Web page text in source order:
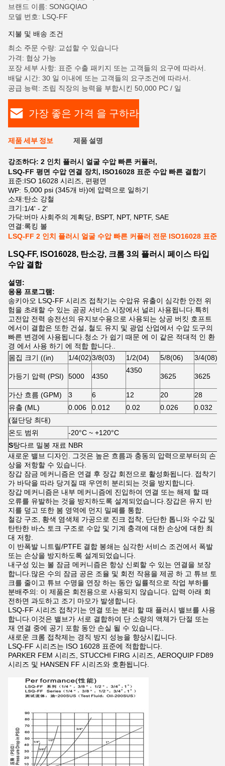
브랜드 이름: SONGQIAO
모델 번호: LSQ-FF
지불 및 배송 조건
최소 주문 수량: 교섭할 수 있습니다
가격: 협상 가능
포장 세부 사항: 표준 수출 패키지 또는 고객들의 요구에 따라서.
배달 시간: 30 일 이내에 또는 고객들의 요구조건에 따라서.
공급 능력: 조립 직장의 능력을 부합시킨 50,000 PC / 일
가장 좋은 가격 을 구하라
제품 세부 정보 제품 설명
강조하다: 2 인치 플러시 얼굴 수압 빠른 커플러 ,
LSQ-FF 평면 수압 연결 장치 , ISO16028 표준 수압 빠른 결합기
표준:ISO 16028 시리즈, 편평면
WP: 5,000 psi (345개 바)에 압력으로 일하기
소재:탄소 강철
크기:1/4' - 2'
가닥:버마 사회주의 계획당, BSPT, NPT, NPTF, SAE
연결:록킹 볼
LSQ-FF 2 인치 플러시 얼굴 수압 빠른 커플러 전문 ISO16028 표준
LSQ-FF, ISO16028, 탄소강, 크롬 3의 플러시 페이스 타입
수압 결합
설명:
응용 프로그램:
송키아오 LSQ-FF 시리즈 접착기는 수압유 유출이 심각한 안전 위
험을 초래할 수 있는 공공 서비스 시장에서 널리 사용됩니다.특히
고전압 전력 송전선의 유지보수용으로 사용되는 상공 버킷 호프트
에서이 결합은 또한 건설, 철도 유지 및 광업 산업에서 수압 도구의
빠른 변경에 사용됩니다.청소 가 쉽기 때문 에 이 같은 적대적 인 환
경 에서 사용 하기 에 적합 합니다..
몸집 크기 ((in)
1/4(02)3/8(03) 1/2(04) 5/8(06) 3/4(08)
가등기 압력 (PSI) 5000 4350
4350
3625 3625
가산 흐름 (GPM) 3 6 12 20
28
유출 (ML)
0.006 0.012 0.02 0.026
0.032
(절단당 최대)
온도 범위
-20°C ~ +120°C
S탕다르 밀봉 재료 NBR
새로운 밸브 디자인. 그것은 높은 흐름과 충동의 압력으로부터의 손
상을 저항할 수 있습니다.
장갑 잠금 메커니즘은 연결 후 장갑 회전으로 활성화됩니다. 접착기
가 바닥을 따라 당겨질 때 우연히 분리되는 것을 방지합니다.
장갑 메커니즘은 내부 메커니즘에 진입하여 연결 또는 해제 할 때
오류를 유발하는 것을 방지하도록 설계되었습니다.장갑은 유지 반
지를 덮고 또한 봄 영역에 먼지 밀폐를 통합.
철강 구조, 황색 염색체 가공으로 진크 접착, 단단한 톱니와 수갑 및
탄탄한 바스 토크 구조로 수압 및 기계 충격에 대한 손상에 대한 최
대 저항.
이 반폭발 니트릴/PTFE 결합 봉쇄는 심각한 서비스 조건에서 폭발
또는 손상을 방지하도록 설계되었습니다.
내구성 있는 볼 잠금 메커니즘은 항상 신뢰할 수 있는 연결을 보장
합니다.많은 수의 잠금 공은 조율 및 회전 작용을 제공 하 고 튜브 토
크를 줄이고 튜브 수명을 연장 하는 동안 일률적으로 작업 부하를
분배주의: 이 제품은 회전용으로 사용되지 않습니다. 압력 아래 회
전하면 과도하고 조기 마모가 발생합니다.
LSQ-FF 시리즈 접착기는 연결 또는 분리 할 때 플러시 밸브를 사용
합니다.이것은 밸브가 서로 결합하여 단 소량의 액체가 단절 또는
재 연결 중에 공기 포함 동안 손실 될 수 있습니다..
새로운 크롬 접착제는 경직 방지 성능을 향상시킵니다.
LSQ-FF 시리즈는 ISO 16028 표준에 적합합니다.
PARKER FEM 시리즈, STUCCHI FIRG 시리즈, AEROQUIP FD89
시리즈 및 HANSEN FF 시리즈와 호환됩니다.